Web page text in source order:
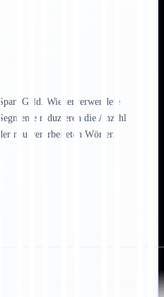
Spart Geld. Wiederverwendete
Segmente reduzieren die Anzahl
der neu verarbeiteten Wörter.